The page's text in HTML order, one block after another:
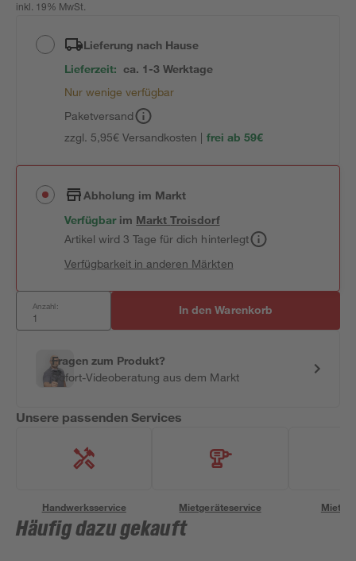
inkl. 19% MwSt.
Lieferung nach Hause
Lieferzeit: ca. 1-3 Werktage
Nur wenige verfügbar
Paketversand
zzgl. 5,95€ Versandkosten | frei ab 59€
Abholung im Markt
Verfügbar im MarktTroisdorf
Artikel wird 3 Tage für dich hinterlegt
Verfügbarkeit in anderen Märkten
Anzahl: In den Warenkorb
Fragen zum Produkt?
Sofort-Videoberatung aus dem Markt
Unsere passenden Services
Handwerksservice Mietgeräteservice
Häufig dazu gekauft